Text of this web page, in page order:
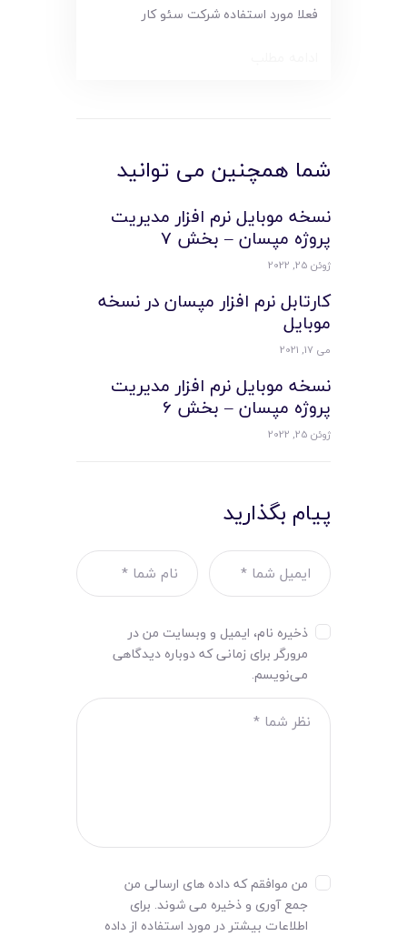
فعلا مورد استفاده شرکت سئو کار
شما همچنین می توانید
نسخه موبایل نرم افزار مدیریت
پروژه مپسان – بخش 7
ژوئن 25, 2022
کارتابل نرم افزار مپسان در نسخه
موبايل
می 17, 2021
نسخه موبایل نرم افزار مدیریت
پروژه مپسان – بخش 6
ژوئن 25, 2022
پیام بگذارید
ذخیره نام، ایمیل و وبسایت من در
مرورگر برای زمانی که دوباره دیدگاهی
می‌نویسم.
من موافقم که داده های ارسالی من
جمع آوری و ذخیره می شوند. برای
اطلاعات بیشتر در مورد استفاده از داده